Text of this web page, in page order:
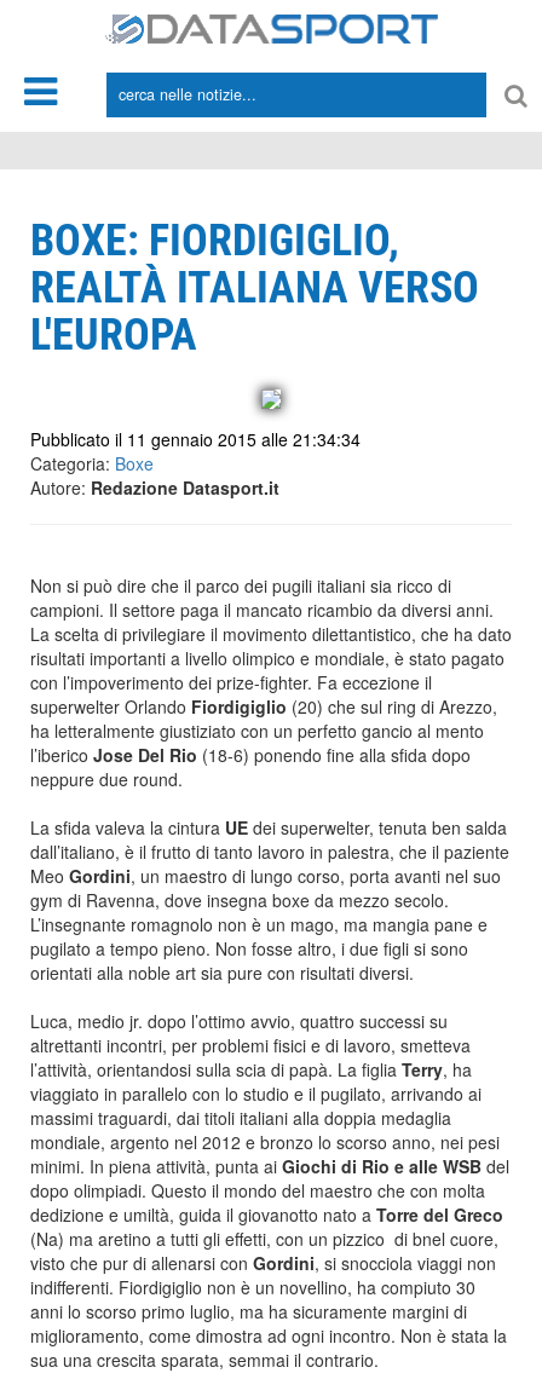
BOXE: FIORDIGIGLIO,
REALTÀ ITALIANA VERSO
L'EUROPA
Pubblicato il 11 gennaio 2015 alle 21:34:34
Categoria: Boxe
Autore: Redazione Datasport.it
Non si può dire che il parco dei pugili italiani sia ricco di
campioni. Il settore paga il mancato ricambio da diversi anni.
La scelta di privilegiare il movimento dilettantistico, che ha dato
risultati importanti a livello olimpico e mondiale, è stato pagato
con l’impoverimento dei prize-fighter. Fa eccezione il
superwelter Orlando Fiordigiglio (20) che sul ring di Arezzo,
ha letteralmente giustiziato con un perfetto gancio al mento
l’iberico Jose Del Rio (18-6) ponendo fine alla sfida dopo
neppure due round.
La sfida valeva la cintura UE dei superwelter, tenuta ben salda
dall’italiano, è il frutto di tanto lavoro in palestra, che il paziente
Meo Gordini, un maestro di lungo corso, porta avanti nel suo
gym di Ravenna, dove insegna boxe da mezzo secolo.
L’insegnante romagnolo non è un mago, ma mangia pane e
pugilato a tempo pieno. Non fosse altro, i due figli si sono
orientati alla noble art sia pure con risultati diversi.
Luca, medio jr. dopo l’ottimo avvio, quattro successi su
altrettanti incontri, per problemi fisici e di lavoro, smetteva
l’attività, orientandosi sulla scia di papà. La figlia Terry, ha
viaggiato in parallelo con lo studio e il pugilato, arrivando ai
massimi traguardi, dai titoli italiani alla doppia medaglia
mondiale, argento nel 2012 e bronzo lo scorso anno, nei pesi
minimi. In piena attività, punta ai Giochi di Rio e alle WSB del
dopo olimpiadi. Questo il mondo del maestro che con molta
dedizione e umiltà, guida il giovanotto nato a Torre del Greco
(Na) ma aretino a tutti gli effetti, con un pizzico di bnel cuore,
visto che pur di allenarsi con Gordini, si snocciola viaggi non
indifferenti. Fiordigiglio non è un novellino, ha compiuto 30
anni lo scorso primo luglio, ma ha sicuramente margini di
miglioramento, come dimostra ad ogni incontro. Non è stata la
sua una crescita sparata, semmai il contrario.